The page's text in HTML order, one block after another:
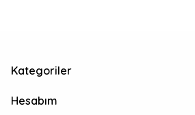
Kategoriler
Hesabım